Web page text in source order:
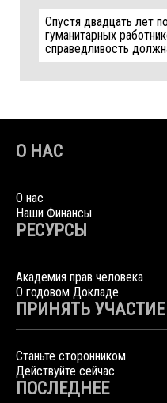
Спустя двадцать лет
гуманитарных
справедливость
О НАС
О нас
Наши Финансы
РЕСУРСЫ
Академия прав человека
О годовом Докладе
ПРИНЯТЬ УЧАСТИЕ
Станьте сторонником
Действуйте сейчас
ПОСЛЕДНЕЕ